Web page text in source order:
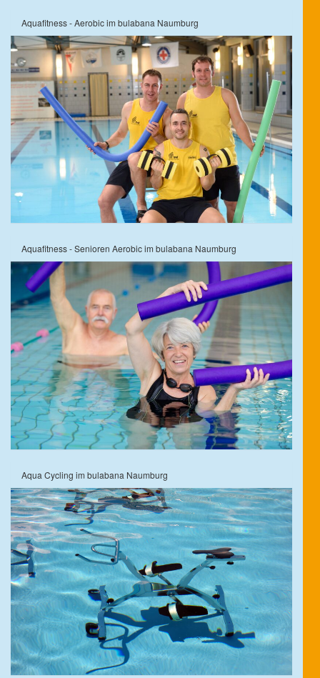
Aquafitness - Aerobic im bulabana Naumburg
Aquafitness - Senioren Aerobic im bulabana Naumburg
Aqua Cycling im bulabana Naumburg